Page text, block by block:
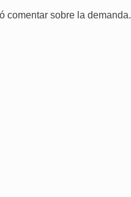
comentar sobre la demanda.